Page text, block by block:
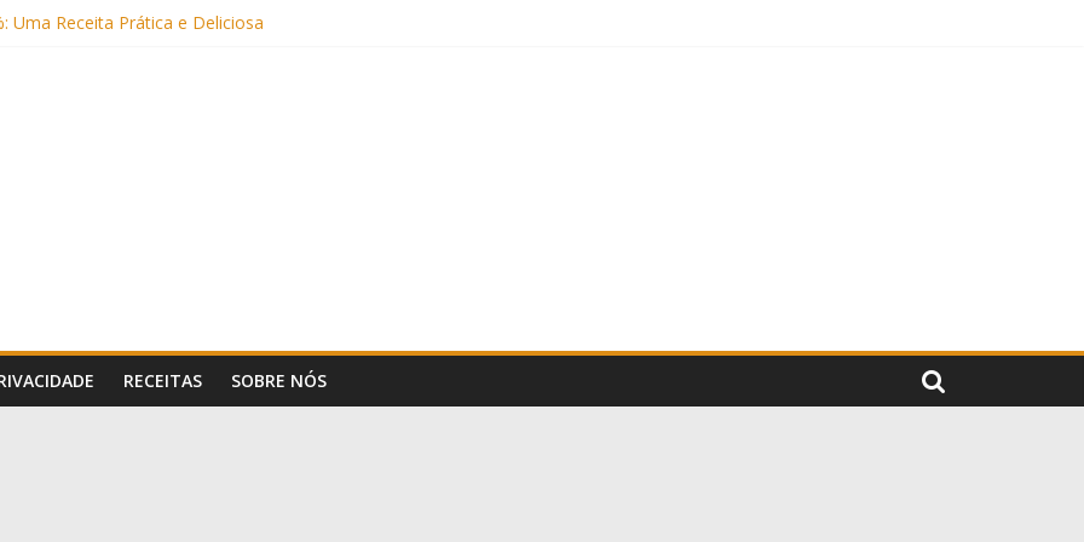
Uma Receita Prática e Deliciosa
e Boa para o Intestino
Alulose)
(Sem Forno, Fácil e Fofinho)
RECEITAS SOBRE NÓS